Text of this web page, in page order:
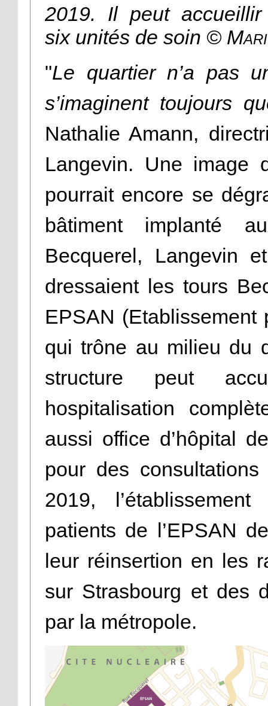
2019. Il peut
six unités de soin ©
"Le quartier n’a pas
s’imaginent toujours
Nathalie Amann,
Langevin. Une image
pourrait encore se
bâtiment implanté
Becquerel, Langevin
dressaient les tours
EPSAN
qui trône au milieu du
structure peut
hospitalisation
aussi office d’hôpital
pour des
2019,
patients de l’EPSAN
leur réinsertion en les
sur Strasbourg et des
par la métropole.